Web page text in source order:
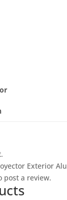
Exterior
post a review.